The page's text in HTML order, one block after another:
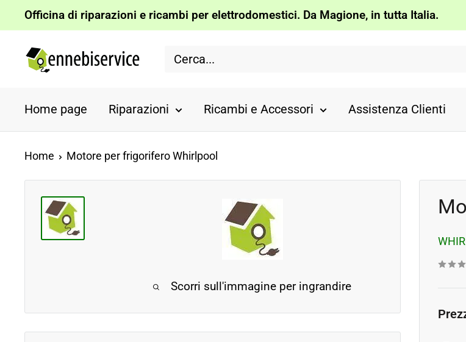
al
contenuto
Officina di riparazioni e ricambi per elettrodomestici. Da Magione, in tutta Italia.
Ennebiservice
Home page Riparazioni Ricambi e Accessori Assistenza Clienti
Home Motore per frigorifero Whirlpool
Scorri sull'immagine per ingrandire